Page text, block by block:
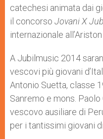
catechesi animata dai
il concorso Jovani X
internazionale
A Jubilmusic 2014
vescovi più giovani
Antonio Suetta, classe
Sanremo e mons.
vescovo ausiliare di
per i tantissimi giovani di